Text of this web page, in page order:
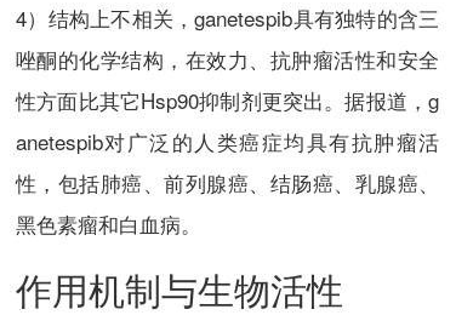
4）结构上不相关，ganetespib具有独特的含三
唑酮的化学结构，在效力、抗肿瘤活性和安全
性方面比其它Hsp90抑制剂更突出。据报道， g
anetespib对广泛的人类癌症均具有抗肿瘤活
性，包括肺癌、前列腺癌、结肠癌、乳腺癌、
黑色素瘤和白血病。
作用机制与生物活性